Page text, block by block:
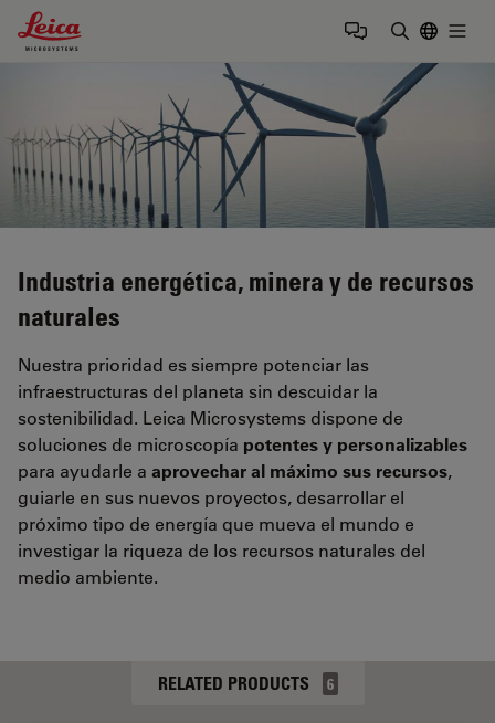
Leica Microsystems Logo
Industria energética, minera y de recursos
naturales
Nuestra prioridad es siempre potenciar las
infraestructuras del planeta sin descuidar la
sostenibilidad. Leica Microsystems dispone de
soluciones de microscopía potentes y personalizables
para ayudarle a aprovechar al máximo sus recursos,
guiarle en sus nuevos proyectos, desarrollar el
próximo tipo de energía que mueva el mundo e
investigar la riqueza de los recursos naturales del
medio ambiente.
RELATED PRODUCTS 6